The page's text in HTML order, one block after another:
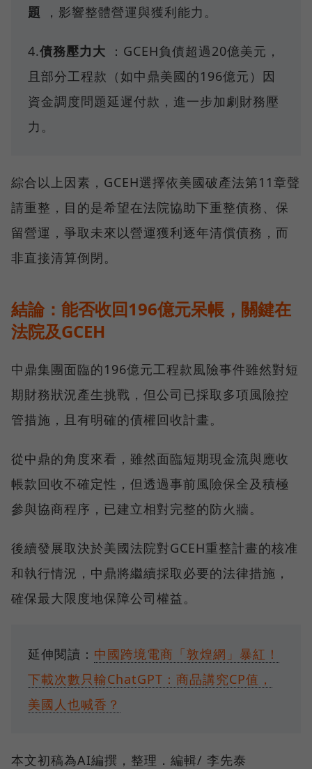
題 ，影響整體營運與獲利能力。
4.債務壓力大 ：GCEH負債超過20億美元，
且部分工程款（如中鼎美國的196億元）因
資金調度問題延遲付款，進一步加劇財務壓
力。
綜合以上因素，GCEH選擇依美國破產法第11章聲
請重整，目的是希望在法院協助下重整債務、保
留營運，爭取未來以營運獲利逐年清償債務，而
非直接清算倒閉。
結論：能否收回196億元呆帳，關鍵在
法院及GCEH
中鼎集團面臨的196億元工程款風險事件雖然對短
期財務狀況產生挑戰，但公司已採取多項風險控
管措施，且有明確的債權回收計畫。
從中鼎的角度來看，雖然面臨短期現金流與應收
帳款回收不確定性，但透過事前風險保全及積極
參與協商程序，已建立相對完整的防火牆。
後續發展取決於美國法院對GCEH重整計畫的核准
和執行情況，中鼎將繼續採取必要的法律措施，
確保最大限度地保障公司權益。
延伸閱讀： 中國跨境電商「敦煌網」暴紅！
下載次數只輸ChatGPT：商品講究CP值，
美國人也喊香？
本文初稿為AI編撰，整理．編輯/ 李先泰